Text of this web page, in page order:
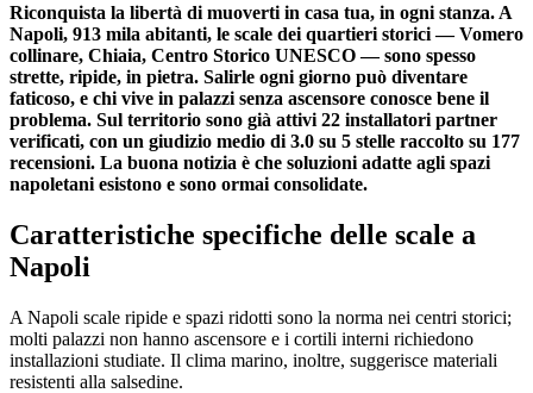
Riconquista la libertà di muoverti in casa tua, in ogni stanza. A
Napoli, 913 mila abitanti, le scale dei quartieri storici — Vomero
collinare, Chiaia, Centro Storico UNESCO — sono spesso
strette, ripide, in pietra. Salirle ogni giorno può diventare
faticoso, e chi vive in palazzi senza ascensore conosce bene il
problema. Sul territorio sono già attivi 22 installatori partner
verificati, con un giudizio medio di 3.0 su 5 stelle raccolto su 177
recensioni. La buona notizia è che soluzioni adatte agli spazi
napoletani esistono e sono ormai consolidate.
Caratteristiche specifiche delle scale a
Napoli
A Napoli scale ripide e spazi ridotti sono la norma nei centri storici;
molti palazzi non hanno ascensore e i cortili interni richiedono
installazioni studiate. Il clima marino, inoltre, suggerisce materiali
resistenti alla salsedine.